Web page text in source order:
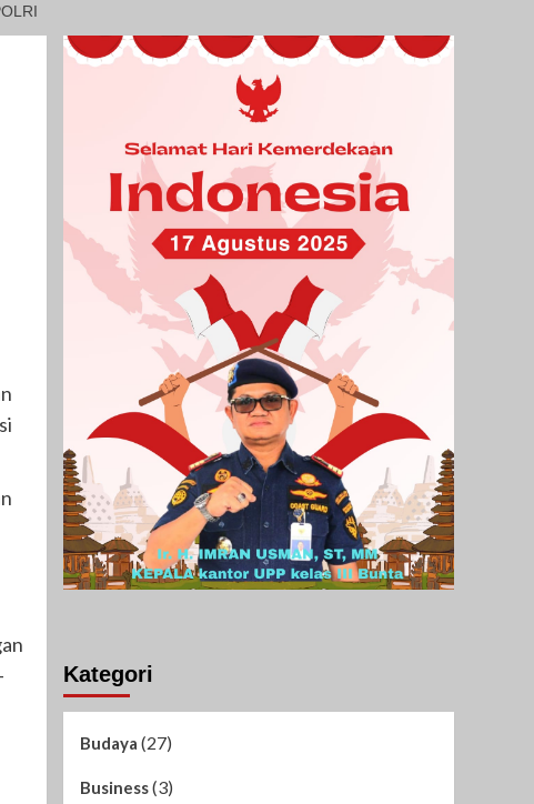
Kategori
Budaya (27)
Business(3)